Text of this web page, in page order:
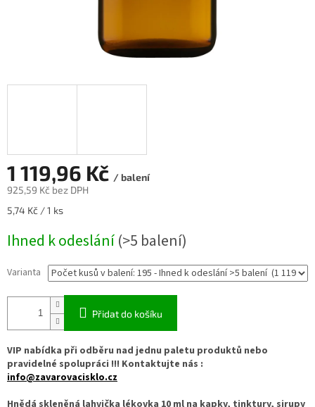
1 119,96 Kč / balení
925,59 Kč bez DPH
Měrná
5,74 Kč / 1 ks
Ihned k odeslání(>5 balení)
Varianta
Přidat do košíku
VIP nabídka při odběru nad jednu paletu produktů nebo
pravidelné spolupráci !!! Kontaktujte nás :
info@zavarovacisklo.cz